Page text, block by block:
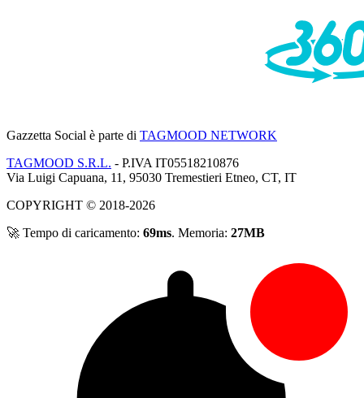
Gazzetta Social è parte di TAGMOOD NETWORK
TAGMOOD S.R.L. - P.IVA IT05518210876
Via Luigi Capuana, 11, 95030 Tremestieri Etneo, CT, IT
COPYRIGHT © 2018-2026
🚀 Tempo di caricamento: 69ms. Memoria: 27MB